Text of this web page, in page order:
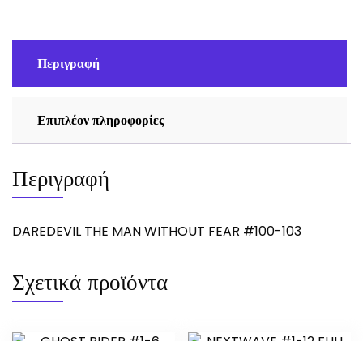
Περιγραφή
Επιπλέον πληροφορίες
Περιγραφή
DAREDEVIL THE MAN WITHOUT FEAR #100-103
Σχετικά προϊόντα